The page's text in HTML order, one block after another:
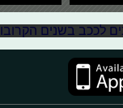
שיזכו להיות